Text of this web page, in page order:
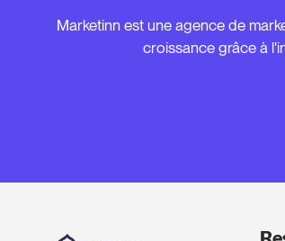
Marketinn est une agence de
croissance grâce à